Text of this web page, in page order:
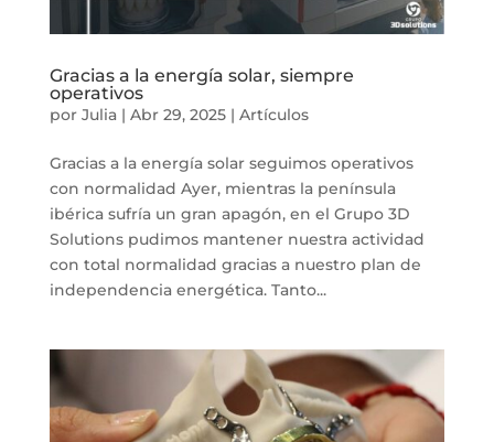
Gracias a la energía solar, siempre
operativos
por Julia| Abr 29, 2025| Artículos
Gracias a la energía solar seguimos operativos
con normalidad Ayer, mientras la península
ibérica sufría un gran apagón, en el Grupo 3D
Solutions pudimos mantener nuestra actividad
con total normalidad gracias a nuestro plan de
independencia energética. Tanto...